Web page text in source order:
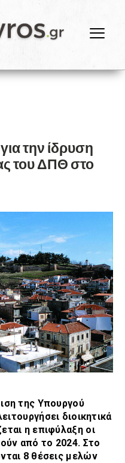
την ίδρυση
του ΔΠΘ στο
της Υπουργού
διοικητικά
η επιφύλαξη οι
από το 2024. Στο
8 θέσεις μελών